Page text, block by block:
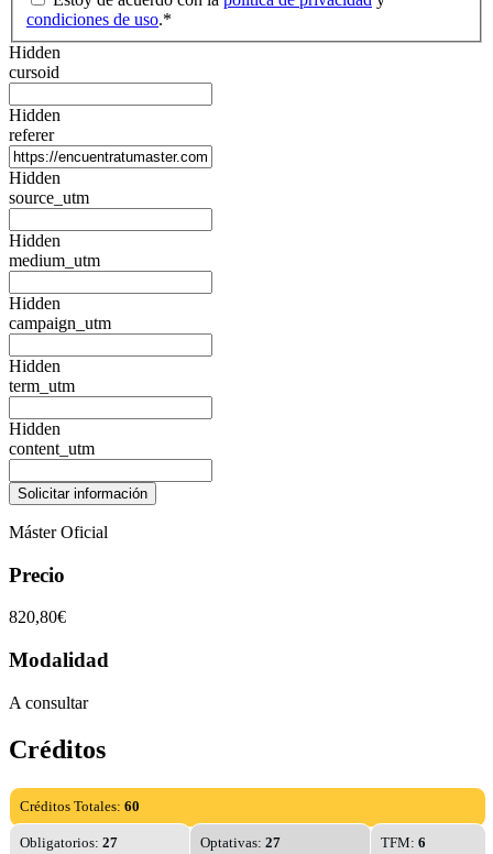
condiciones de uso.*
Hidden
cursoid
Hidden
referer
Hidden
source_utm
Hidden
medium_utm
Hidden
campaign_utm
Hidden
term_utm
Hidden
content_utm
Máster Oficial
Precio
820,80€
Modalidad
A consultar
Créditos
Créditos Totales: 60
Obligatorios: 27 Optativas:27 TFM:6